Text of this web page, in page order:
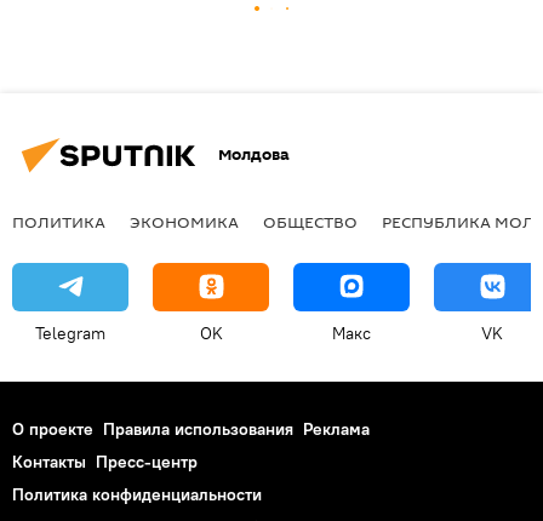
Молдова
ПОЛИТИКА ЭКОНОМИКА ОБЩЕСТВО РЕСПУБЛИКА
Telegram OK Макс VK
О проекте Правила использования Реклама
Контакты Пресс-центр
Политика конфиденциальности